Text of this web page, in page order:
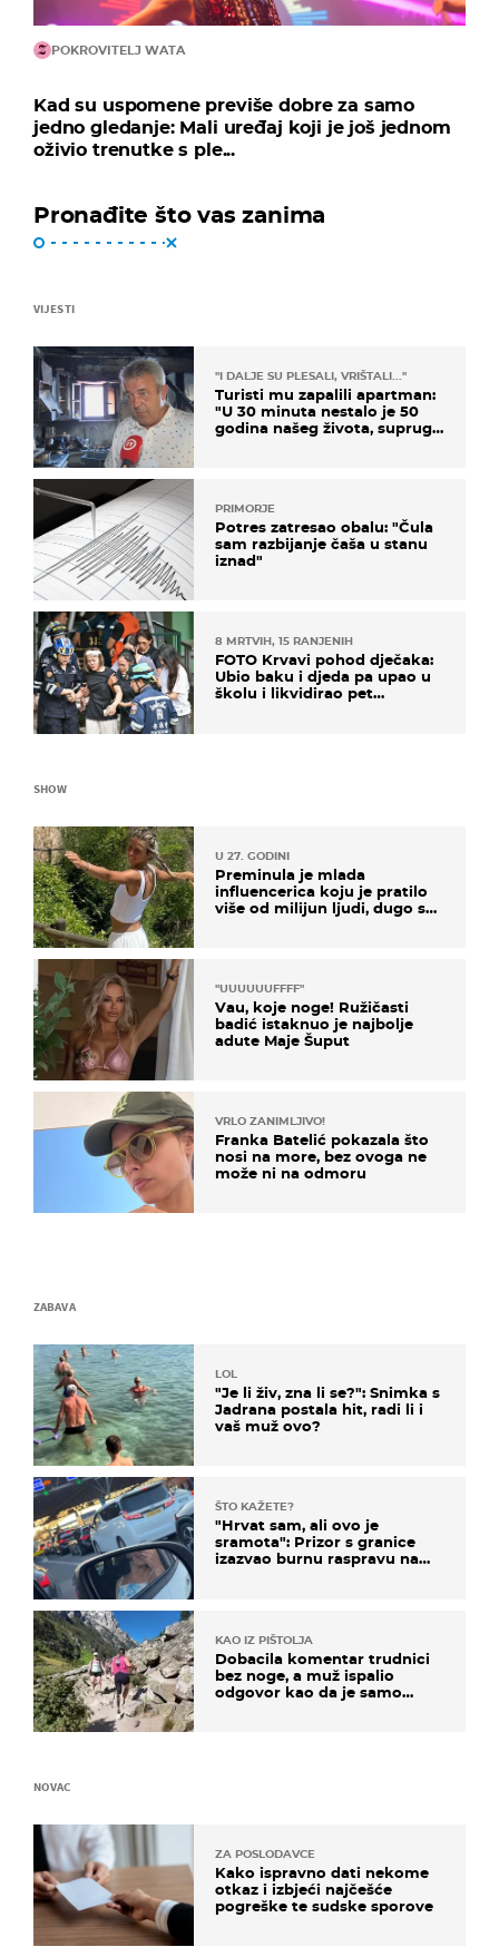
POKROVITELJ WATA
Kad su uspomene previše dobre za samo
jedno gledanje: Mali uređaj koji je još jednom
oživio trenutke s ple...
Pronađite što vas zanima
VIJESTI
"I DALJE SU PLESALI, VRIŠTALI..."
Turisti mu zapalili apartman:
"U 30 minuta nestalo je 50
godina našeg života, supruga
PRIMORJE
Potres zatresao obalu: "Čula
sam razbijanje čaša u stanu
iznad"
8 MRTVIH, 15 RANJENIH
FOTO Krvavi pohod dječaka:
Ubio baku i djeda pa upao u
školu i likvidirao pet
SHOW
U 27. GODINI
Preminula je mlada
influencerica koju je pratilo
više od milijun ljudi, dugo se
"UUUUUUFFFF"
Vau, koje noge! Ružičasti
badić istaknuo je najbolje
adute Maje Šuput
VRLO ZANIMLJIVO!
Franka Batelić pokazala što
nosi na more, bez ovoga ne
može ni na odmoru
ZABAVA
LOL
"Je li živ, zna li se?": Snimka s
Jadrana postala hit, radi li i
vaš muž ovo?
ŠTO KAŽETE?
"Hrvat sam, ali ovo je
sramota": Prizor s granice
izazvao burnu raspravu na
KAO IZ PIŠTOLJA
Dobacila komentar trudnici
bez noge, a muž ispalio
odgovor kao da je samo
NOVAC
ZA POSLODAVCE
Kako ispravno dati nekome
otkaz i izbjeći najčešće
pogreške te sudske sporove